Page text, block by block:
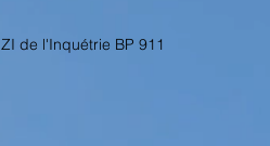
de l'Inquétrie BP 911